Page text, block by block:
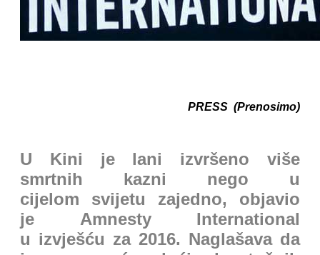
PRESS (Prenosimo)
U Kini je lani izvršeno više
smrtnih kazni nego u
cijelom svijetu zajedno, objavio
je Amnesty International
u izvješću za 2016. Naglašava da